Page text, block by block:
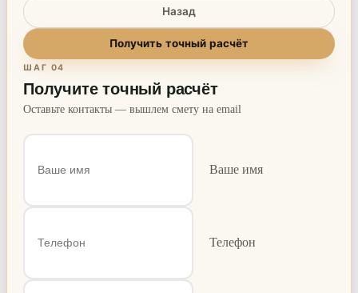
Назад
Получить точный расчёт
ШАГ 04
Получите точный расчёт
Оставьте контакты — вышлем смету на email
Ваше имя
Телефон